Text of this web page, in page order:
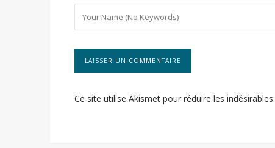
Ce site utilise Akismet pour réduire les indésirables.